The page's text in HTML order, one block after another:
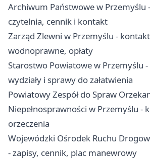
Archiwum Państwowe w Przemyślu
czytelnia, cennik i kontakt
Zarząd Zlewni w Przemyślu -
wodnoprawne, opłaty
Starostwo Powiatowe w Przemyślu
wydziały i sprawy do załatwienia
Powiatowy Zespół do Spraw
Niepełnosprawności w Przemyślu -
orzeczenia
Wojewódzki Ośrodek Ruchu
- zapisy, cennik, plac manewrowy